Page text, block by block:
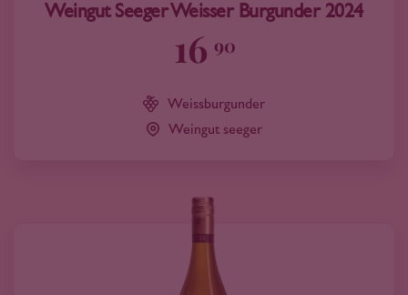
Weingut Seeger Weisser Burgunder 2024
16 90
Weissburgunder
Weingut seeger